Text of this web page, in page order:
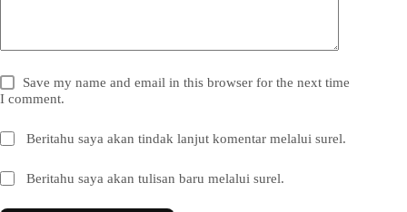
Save my name and email in this browser for the next time
I comment.
Beritahu saya akan tindak lanjut komentar melalui surel.
Beritahu saya akan tulisan baru melalui surel.